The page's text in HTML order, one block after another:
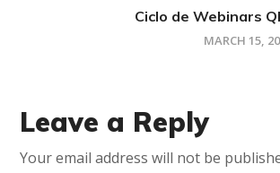
Ciclo de Webinars
MARCH 15,
Leave a Reply
Your email address will not be